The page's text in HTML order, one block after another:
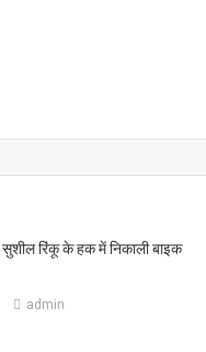
सुशील रिंकू के हक में निकाली बाइक
admin